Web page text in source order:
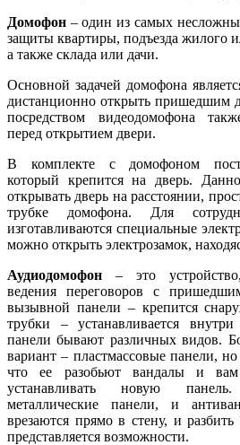
Домофон – один из самых
защиты квартиры, подъезда жилого
а также склада или дачи.
Основной задачей домофона
дистанционно открыть пришедшим
посредством видеодомофона
перед открытием двери.
В комплекте с домофоном
который крепится на дверь.
открывать дверь на расстоянии,
трубке домофона. Для
изготавливаются специальные
можно открыть электрозамок,
Аудиодомофон – это
ведения переговоров с
вызывной панели – крепится
трубки – устанавливается
панели бывают различных видов.
вариант – пластмассовые панели,
что ее разобьют вандалы и
устанавливать новую
металлические панели, и
врезаются прямо в стену, и
представляется возможности.